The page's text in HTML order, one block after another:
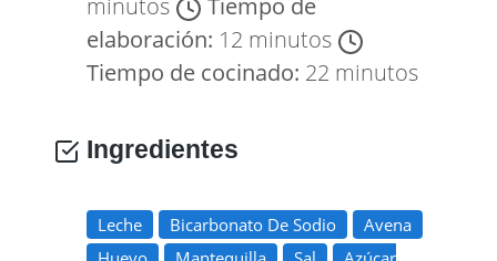
minutos
Tiempo de
elaboración: 12 minutos
Tiempo de cocinado: 22 minutos
Ingredientes
Leche Bicarbonato De Sodio
Avena